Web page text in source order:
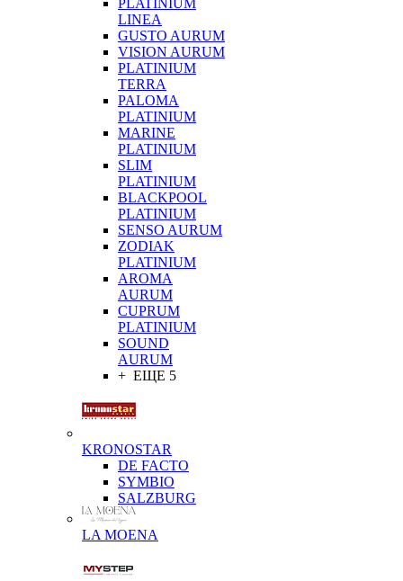
PLATINIUM
LINEA
GUSTO AURUM
VISION AURUM
PLATINIUM
TERRA
PALOMA
PLATINIUM
MARINE
PLATINIUM
SLIM
PLATINIUM
BLACKPOOL
PLATINIUM
SENSO AURUM
ZODIAK
PLATINIUM
AROMA
AURUM
CUPRUM
PLATINIUM
SOUND
AURUM
+ ЕЩЕ 5
KRONOSTAR
DE FACTO
SYMBIO
SALZBURG
LA MOENA